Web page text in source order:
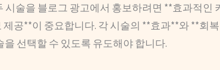
시술을 블로그 광고에서 홍보하려면 **효과적인
제공**이 중요합니다. 각 시술의 **효과**와 **회
을 선택할 수 있도록 유도해야 합니다.